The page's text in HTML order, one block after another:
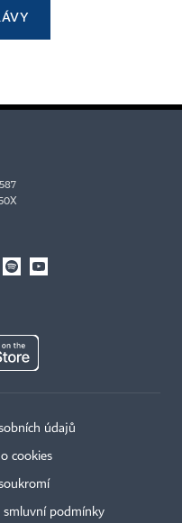
údajů
cookies
smluvní podmínky